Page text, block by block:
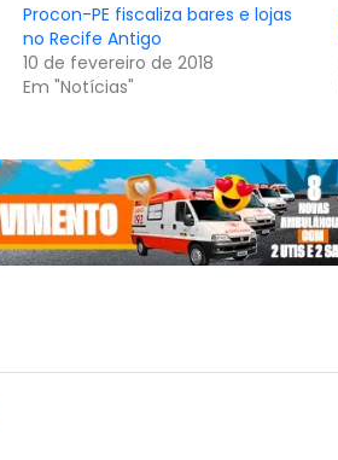
Procon-PE fiscaliza bares e lojas
no Recife Antigo
10 de fevereiro de 2018
Em "Notícias"